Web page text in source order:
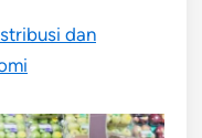
dan